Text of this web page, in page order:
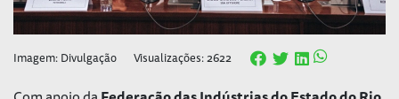
Imagem: Divulgação Visualizações: 2622